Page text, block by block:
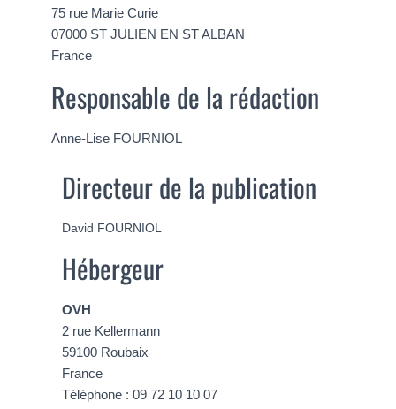
75 rue Marie Curie
07000 ST JULIEN EN ST ALBAN
France
Responsable de la rédaction
Anne-Lise FOURNIOL
Directeur de la publication
David FOURNIOL
Hébergeur
OVH
2 rue Kellermann
59100 Roubaix
France
Téléphone : 09 72 10 10 07